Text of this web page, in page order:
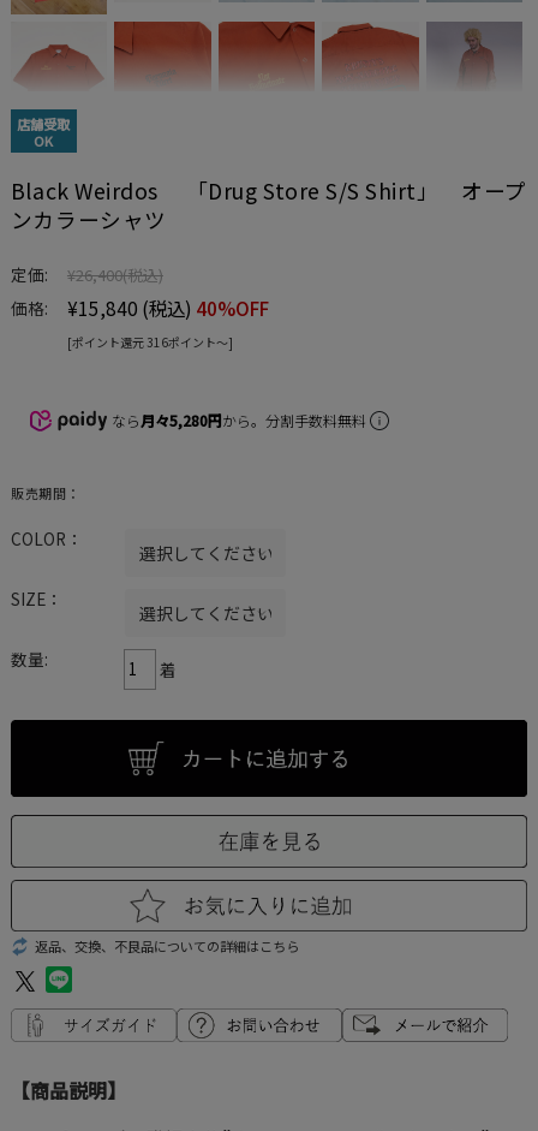
店舗受取
OK
Black Weirdos 「Drug Store S/S Shirt」 オープ
ンカラーシャツ
定価: ¥26,400(税込)
価格: ¥15,840 (税込) 40%OFF
[ポイント還元 316ポイント〜]
なら月々5,280円から。分割手数料無料
販売期間：
COLOR：
SIZE：
数量: 着
返品、交換、不良品についての詳細はこちら
【商品説明】